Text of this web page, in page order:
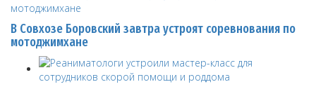
В Совхозе Боровский завтра устроят соревнования по
мотоджимхане